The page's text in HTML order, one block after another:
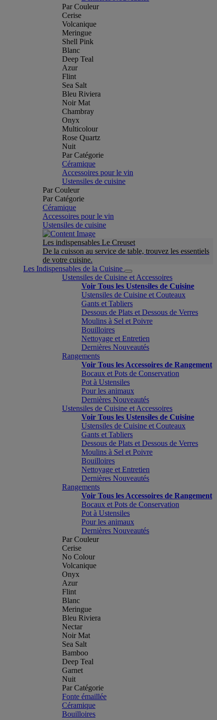
Par Couleur
Cerise
Volcanique
Meringue
Shell Pink
Blanc
Deep Teal
Azur
Flint
Sea Salt
Bleu Riviera
Noir Mat
Chambray
Onyx
Multicolour
Rose Quartz
Nuit
Par Catégorie
Céramique
Accessoires pour le vin
Ustensiles de cuisine
Par Couleur
Par Catégorie
Céramique
Accessoires pour le vin
Ustensiles de cuisine
Les indispensables Le Creuset
De la cuisson au service de table, trouvez les essentiels
de votre cuisine.
Les Indispensables de la Cuisine
Ustensiles de Cuisine et Accessoires
Voir Tous les Ustensiles de Cuisine
Ustensiles de Cuisine et Couteaux
Gants et Tabliers
Dessous de Plats et Dessous de Verres
Moulins à Sel et Poivre
Bouilloires
Nettoyage et Entretien
Dernières Nouveautés
Rangements
Voir Tous les Accessoires de Rangement
Bocaux et Pots de Conservation
Pot à Ustensiles
Pour les animaux
Dernières Nouveautés
Ustensiles de Cuisine et Accessoires
Voir Tous les Ustensiles de Cuisine
Ustensiles de Cuisine et Couteaux
Gants et Tabliers
Dessous de Plats et Dessous de Verres
Moulins à Sel et Poivre
Bouilloires
Nettoyage et Entretien
Dernières Nouveautés
Rangements
Voir Tous les Accessoires de Rangement
Bocaux et Pots de Conservation
Pot à Ustensiles
Pour les animaux
Dernières Nouveautés
Par Couleur
Cerise
No Colour
Volcanique
Onyx
Azur
Flint
Blanc
Meringue
Bleu Riviera
Nectar
Noir Mat
Sea Salt
Bamboo
Deep Teal
Garnet
Nuit
Par Catégorie
Fonte émaillée
Céramique
Bouilloires